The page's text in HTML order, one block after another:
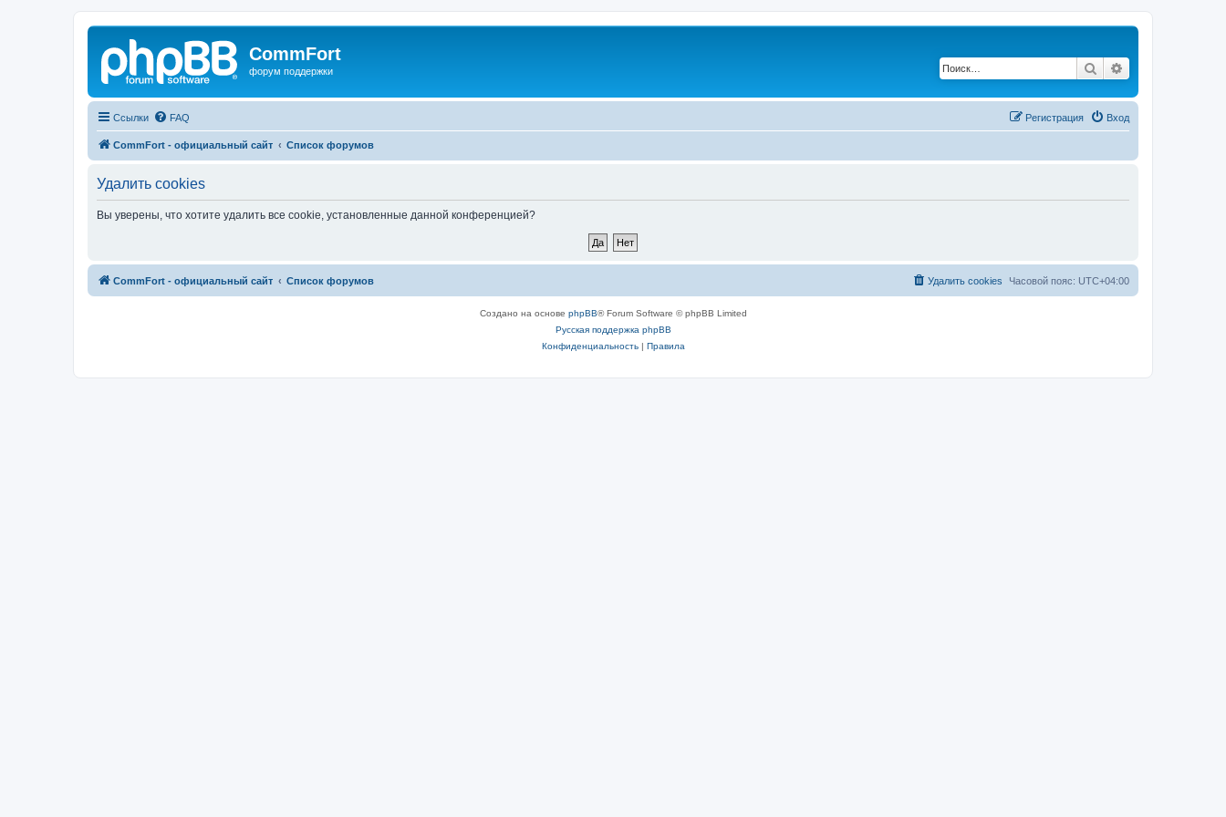
CommFort
форум поддержки Поиск
Ссылки FAQ Вход
Регистрация
CommFort - официальный сайт Список форумов
Удалить cookies
Вы уверены, что хотите удалить все cookie, установленные данной конференцией?
CommFort - официальный сайт Список форумов Часовой пояс: UTC+04:00
Удалить cookies
Создано на основе phpBB® Forum Software © phpBB Limited
Русская поддержка phpBB
Конфиденциальность| Правила